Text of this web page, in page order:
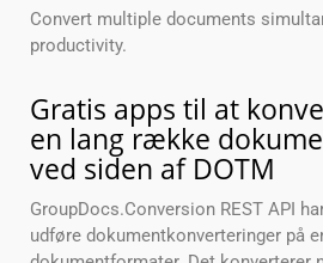
Convert multiple documents
productivity.
Gratis apps til at
en lang række
ved siden af DOTM
GroupDocs.Conversion REST API
udføre dokumentkonverteringer på